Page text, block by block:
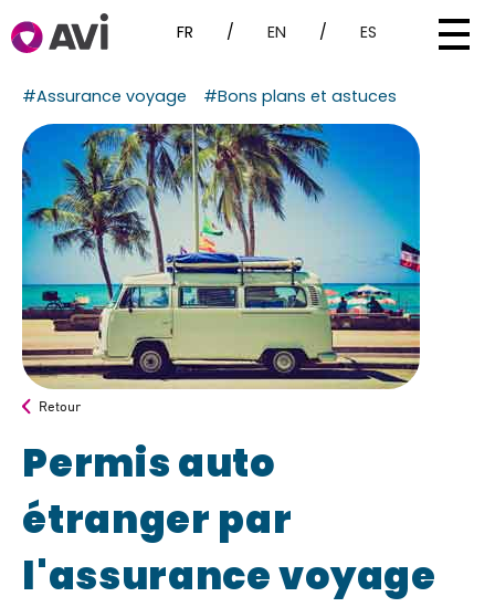
FR / EN / ES
#Assurance voyage #Bons plans et astuces
Retour
Permis auto
étranger par
l'assurance voyage